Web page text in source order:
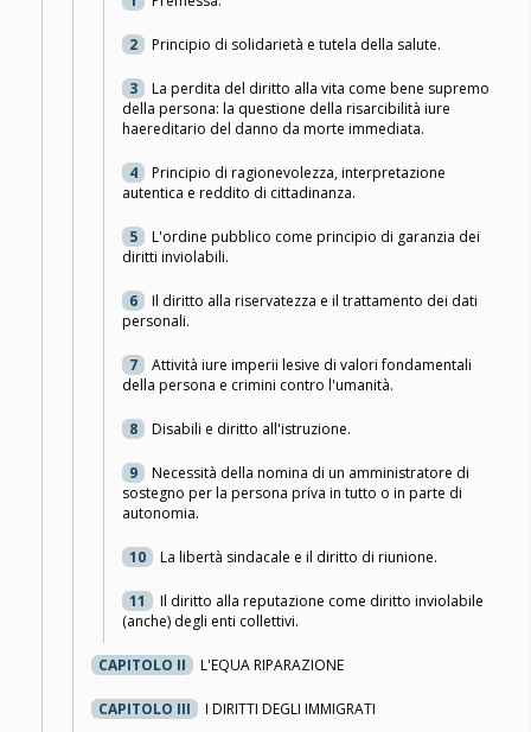
2 Principio di solidarietà e tutela della salute.
3
La perdita del diritto alla vita come bene supremo
della persona: la questione della risarcibilità iure
haereditario del danno da morte immediata.
4
Principio di ragionevolezza, interpretazione
autentica e reddito di cittadinanza.
5
L'ordine pubblico come principio di garanzia dei
diritti inviolabili.
6
Il diritto alla riservatezza e il trattamento dei dati
personali.
7
Attività iure imperii lesive di valori fondamentali
della persona e crimini contro l'umanità.
8 Disabili e diritto all'istruzione.
9
Necessità della nomina di un amministratore di
sostegno per la persona priva in tutto o in parte di
autonomia.
10 La libertà sindacale e il diritto di riunione.
11
Il diritto alla reputazione come diritto inviolabile
(anche) degli enti collettivi.
CAPITOLO II L'EQUA RIPARAZIONE
CAPITOLO III I DIRITTI DEGLI IMMIGRATI